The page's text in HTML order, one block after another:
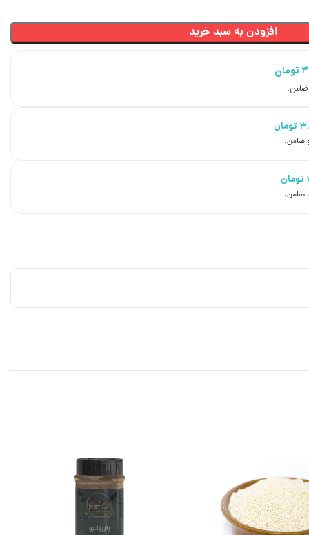
افزودن به سبد خرید
تومان
تومان
تومان